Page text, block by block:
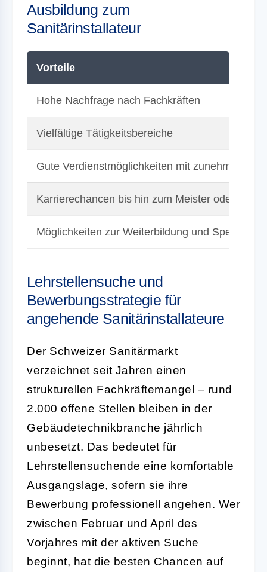
Ausbildung zum
Sanitärinstallateur
Vorteile
Hohe Nachfrage nach Fachkräften
Vielfältige Tätigkeitsbereiche
Gute Verdienstmöglichkeiten mit zunehmender
Karrierechancen bis hin zum Meister oder
Möglichkeiten zur Weiterbildung und
Lehrstellensuche und
Bewerbungsstrategie für
angehende Sanitärinstallateure
Der Schweizer Sanitärmarkt
verzeichnet seit Jahren einen
strukturellen Fachkräftemangel – rund
2.000 offene Stellen bleiben in der
Gebäudetechnikbranche jährlich
unbesetzt. Das bedeutet für
Lehrstellensuchende eine komfortable
Ausgangslage, sofern sie ihre
Bewerbung professionell angehen. Wer
zwischen Februar und April des
Vorjahres mit der aktiven Suche
beginnt, hat die besten Chancen auf